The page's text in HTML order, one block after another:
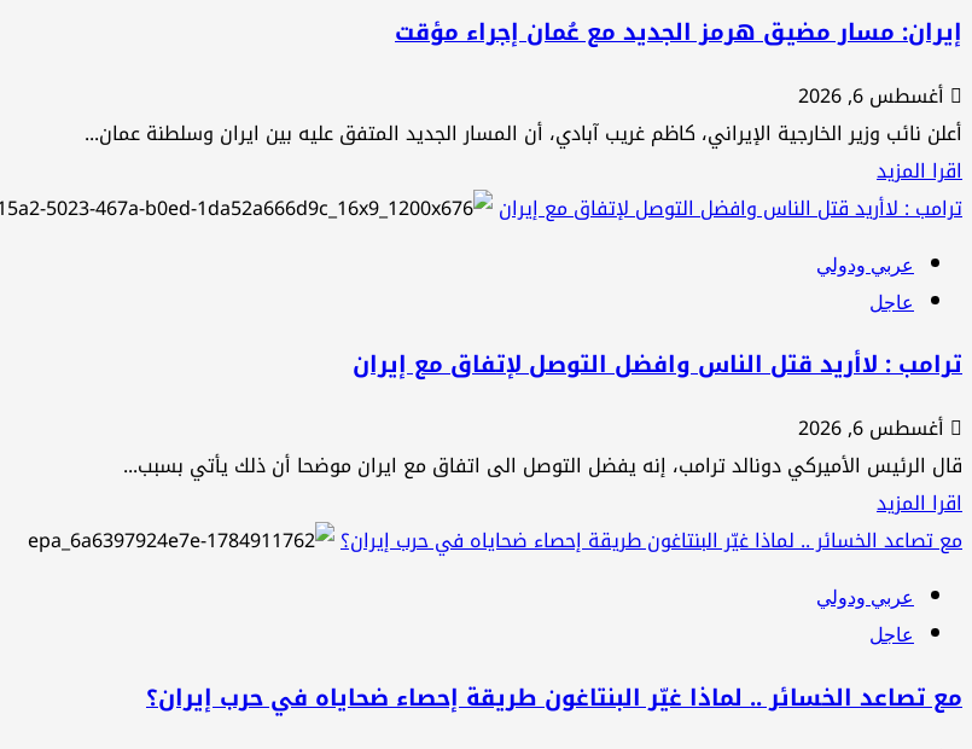
ينفي
ترامب
من
هيغسيث
بشأن
الملف
العسكري
ونقص
إيران: مسار مضيق هرمز الجديد مع عُمان إجراء مؤقت
أغسطس 6, 2026
أعلن نائب وزير الخارجية الإيراني، كاظم غريب آبادي، أن المسار الجديد المتفق عليه بين ايران وسلطنة عمان...
اقرا المزيداقرأ
المزيد
إيران:
مسار
مضيق
الجديد
مع
عُمان
إجراء
مؤقت
ترامب : لاأريد قتل الناس وافضل التوصل لإتفاق مع إيران
عربي ودولي
عاجل
ترامب : لاأريد قتل الناس وافضل التوصل لإتفاق مع إيران
أغسطس 6, 2026
قال الرئيس الأميركي دونالد ترامب، إنه يفضل التوصل الى اتفاق مع ايران موضحا أن ذلك يأتي بسبب...
اقرا المزيداقرأ
المزيد
ترامب
:
لاأريد
مع تصاعد الخسائر .. لماذا غيّر البنتاغون طريقة إحصاء ضحاياه في حرب إيران؟
عربي ودولي
عاجل
مع تصاعد الخسائر .. لماذا غيّر البنتاغون طريقة إحصاء ضحاياه في حرب إيران؟